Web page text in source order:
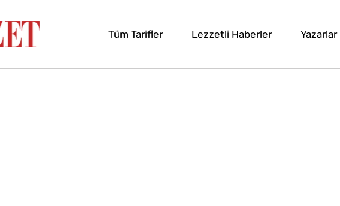
Tüm Tarifler Lezzetli Haberler Yazarlar